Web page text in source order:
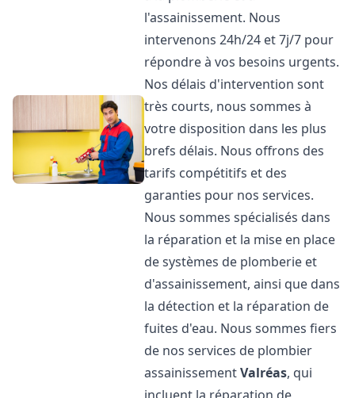
l'assainissement. Nous
intervenons 24h/24 et 7j/7 pour
répondre à vos besoins urgents.
Nos délais d'intervention sont
très courts, nous sommes à
votre disposition dans les plus
brefs délais. Nous offrons des
tarifs compétitifs et des
garanties pour nos services.
Nous sommes spécialisés dans
la réparation et la mise en place
de systèmes de plomberie et
d'assainissement, ainsi que dans
la détection et la réparation de
fuites d'eau. Nous sommes fiers
de nos services de plombier
assainissementValréas, qui